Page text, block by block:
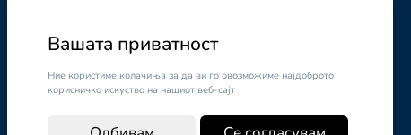
Вашата приватност
Ние користиме колачиња за да ви го овозможиме најдоброто
корисничко искуство на нашиот веб-сајт